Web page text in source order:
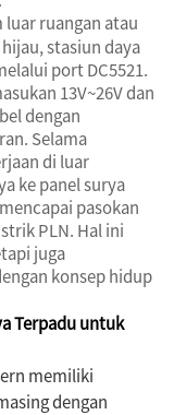
luar ruangan atau
stasiun daya
port DC5521.
13V~26V dan
dengan
Selama
di luar
ke panel surya
pasokan
PLN. Hal ini
juga
konsep hidup
Terpadu untuk
memiliki
dengan